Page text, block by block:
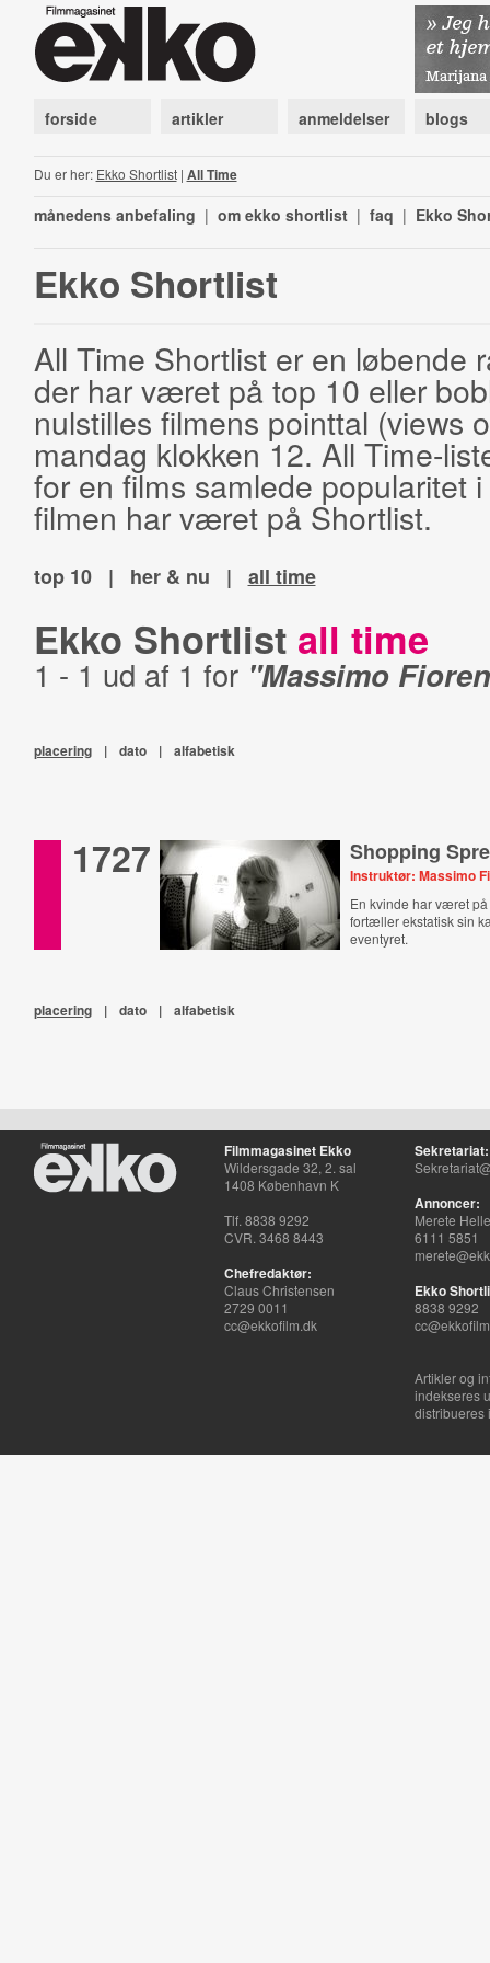
forside artikler anmeldelser blogs
Du er her: Ekko Shortlist| All Time
månedens anbefaling | om ekko shortlist | faq | Ekko
Ekko Shortlist
All Time Shortlist er en løbende
der har været på top 10 eller
nulstilles filmens pointtal (views
mandag klokken 12. All Time-
for en films samlede popularitet
filmen har været på Shortlist.
top 10 | her & nu | all time
Ekko Shortlist all time
1 - 1 ud af 1 for "Massimo
placering | dato | alfabetisk
1727 Shopping
Instruktør: Massimo
En kvinde har været
fortæller ekstatisk sin
eventyret.
placering | dato | alfabetisk
Filmmagasinet Ekko
Wildersgade 32, 2. sal
1408 København K
Tlf. 8838 9292
CVR. 3468 8443
Chefredaktør:
Claus Christensen
2729 0011
cc@ekkofilm.dk
Sekretariat:
Annoncer:
Merete
6111 5851
Ekko
8838 9292
Artikler og
indekseres
distribueres